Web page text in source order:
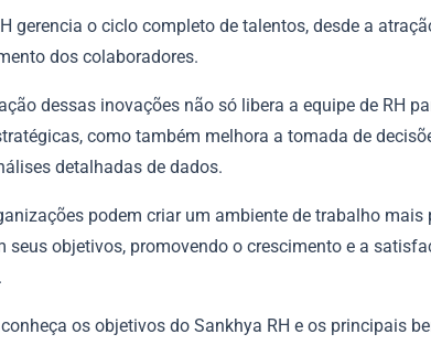
gerencia o ciclo completo de talentos, desde a
dos colaboradores.
dessas inovações não só libera a equipe de RH
como também melhora a tomada de
detalhadas de dados.
podem criar um ambiente de trabalho mais
seus objetivos, promovendo o crescimento e a
os objetivos do Sankhya RH e os principais